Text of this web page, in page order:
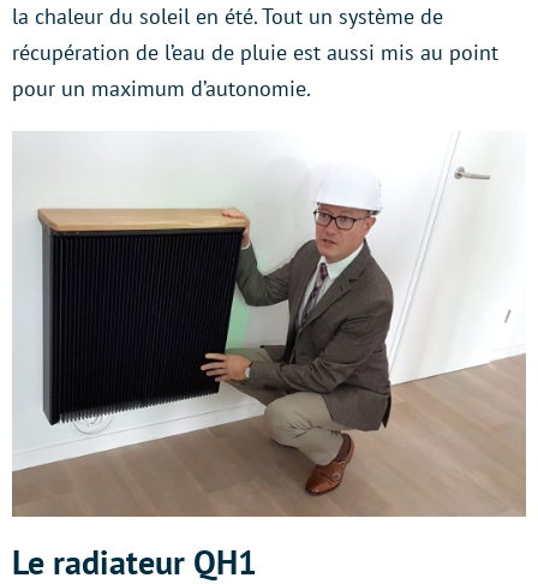
la chaleur du soleil en été. Tout un système de
récupération de l’eau de pluie est aussi mis au point
pour un maximum d’autonomie.
Le radiateur QH1